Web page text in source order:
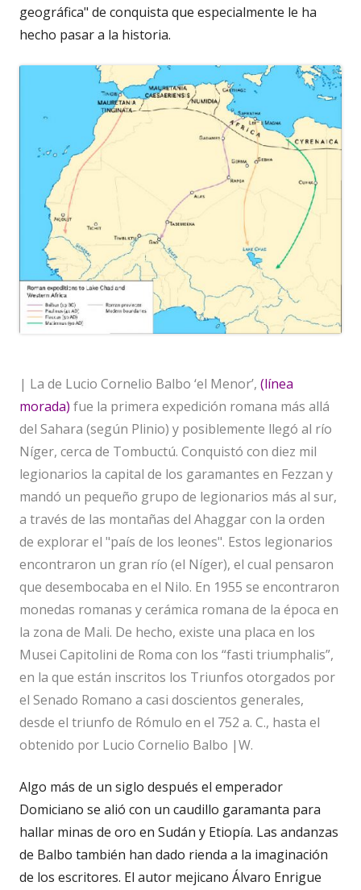
geográfica" de conquista que especialmente le ha
hecho pasar a la historia.
| La de Lucio Cornelio Balbo ‘el Menor’, (línea
morada) fue la primera expedición romana más allá
del Sahara (según Plinio) y posiblemente llegó al río
Níger, cerca de Tombuctú. Conquistó con diez mil
legionarios la capital de los garamantes en Fezzan y
mandó un pequeño grupo de legionarios más al sur,
a través de las montañas del Ahaggar con la orden
de explorar el "país de los leones". Estos legionarios
encontraron un gran río (el Níger), el cual pensaron
que desembocaba en el Nilo. En 1955 se encontraron
monedas romanas y cerámica romana de la época en
la zona de Mali. De hecho, existe una placa en los
Musei Capitolini de Roma con los “fasti triumphalis”,
en la que están inscritos los Triunfos otorgados por
el Senado Romano a casi doscientos generales,
desde el triunfo de Rómulo en el 752 a. C., hasta el
obtenido por Lucio Cornelio Balbo |W.
Algo más de un siglo después el emperador
Domiciano se alió con un caudillo garamanta para
hallar minas de oro en Sudán y Etiopía. Las andanzas
de Balbo también han dado rienda a la imaginación
de los escritores. El autor mejicano Álvaro Enrigue